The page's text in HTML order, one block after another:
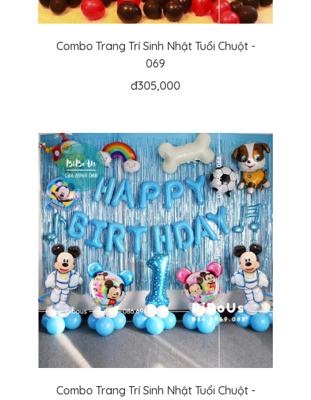
Combo Trang Trí Sinh Nhật Tuổi Chuột -
069
đ305,000
Combo Trang Trí Sinh Nhật Tuổi Chuột -